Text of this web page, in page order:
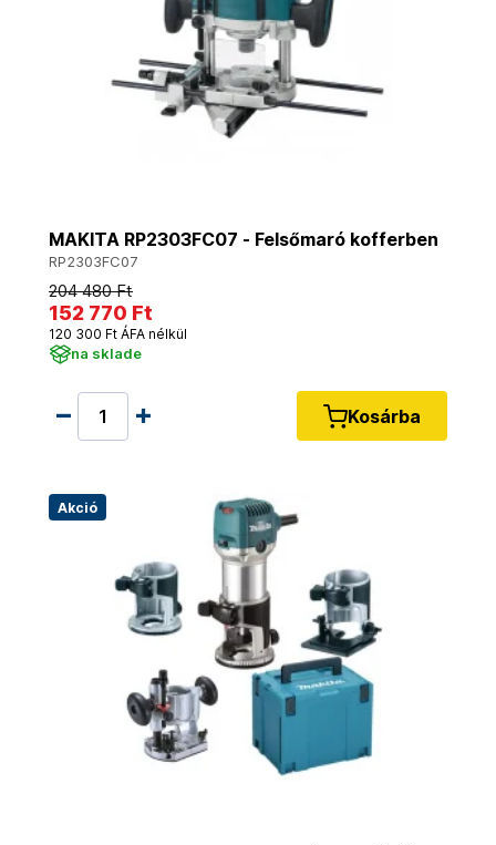
MAKITA RP2303FC07 - Felsőmaró kofferben
RP2303FC07
204 480 Ft
152 770 Ft
120 300 Ft ÁFA nélkül
na sklade
Kosárba
Akció